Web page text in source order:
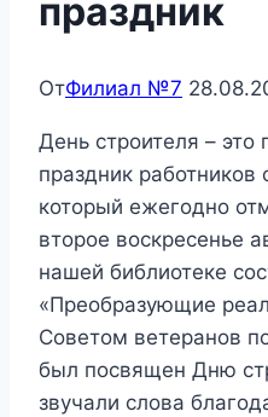
праздник
ОтФилиал №7
День строителя – это
праздник работников
который ежегодно
второе воскресенье
нашей библиотеке
«Преобразующие
Советом ветеранов
был посвящен Дню
звучали слова